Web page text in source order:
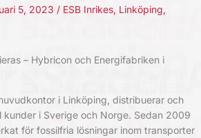
5, 2023 / ESB Inrikes, Linköping,
– Hybricon och Energifabriken i
i Linköping, distribuerar och
kunder i Sverige och Norge. Sedan 2009
för fossilfria lösningar inom transporter